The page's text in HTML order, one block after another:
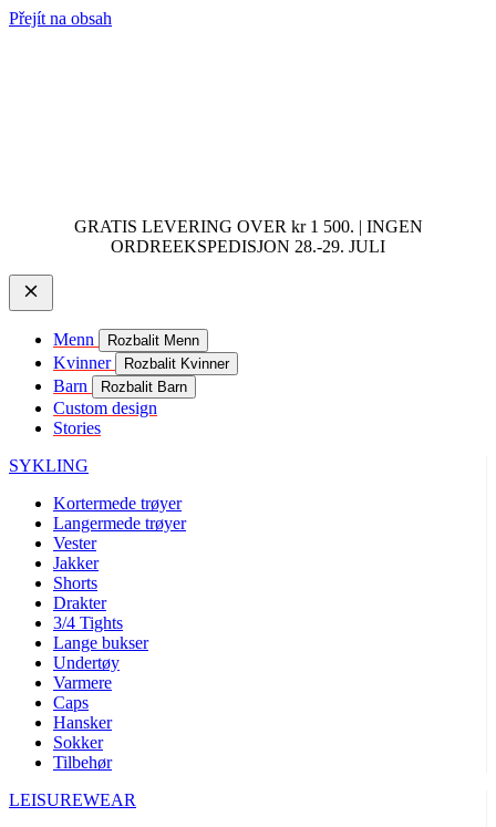
Přejít na obsah
GRATIS LEVERING OVER kr 1 500. | INGEN
ORDREEKSPEDISJON 28.-29. JULI
Menn Rozbalit Menn
Kvinner Rozbalit Kvinner
Barn Rozbalit Barn
Custom design
Stories
SYKLING
Kortermede trøyer
Langermede trøyer
Vester
Jakker
Shorts
Drakter
3/4 Tights
Lange bukser
Undertøy
Varmere
Caps
Hansker
Sokker
Tilbehør
LEISUREWEAR